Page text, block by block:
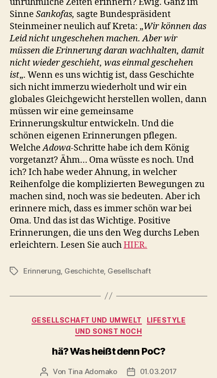
Sinne Sankofas, sagte Bundespräsident
Steinmeiner neulich auf Kreta: „Wir können das
Leid nicht ungeschehen machen. Aber wir
müssen die Erinnerung daran wachhalten, damit
nicht wieder geschieht, was einmal geschehen
ist„. Wenn es uns wichtig ist, dass Geschichte
sich nicht immerzu wiederholt und wir ein
globales Gleichgewicht herstellen wollen, dann
müssen wir eine gemeinsame
Erinnerungskultur entwickeln. Und die
schönen eigenen Erinnerungen pflegen.
WelcheAdowa-Schritte habe ich dem König
vorgetanzt? Ähm… Oma wüsste es noch. Und
ich? Ich habe weder Ahnung, in welcher
Reihenfolge die komplizierten Bewegungen zu
machen sind, noch was sie bedeuten. Aber ich
erinnere mich, dass es immer schön war bei
Oma. Und das ist das Wichtige. Positive
Erinnerungen, die uns den Weg durchs Leben
erleichtern. Lesen Sie auchHIER.
Schlagwörter
Erinnerung, Geschichte, Gesellschaft
Kategorien
GESELLSCHAFT UND UMWELT
LIFESTYLE
UND SONST NOCH
hä? Was heißt denn PoC?
Beitragsautor
Von Tina Adomako Veröffentlichungsdatum
01.03.2017